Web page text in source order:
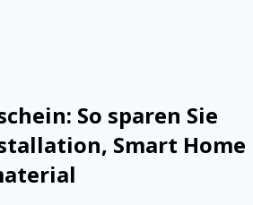
So sparen Sie
Smart Home